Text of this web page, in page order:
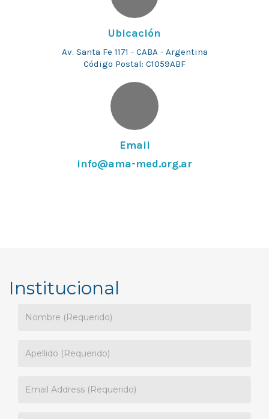
Ubicación
Av. Santa Fe 1171 - CABA - Argentina
Código Postal: C1059ABF
Email
info@ama-med.org.ar
Institucional